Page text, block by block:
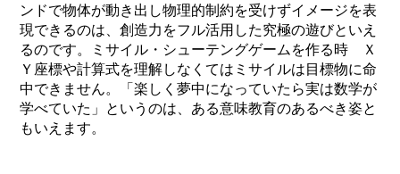
ンドで物体が動き出し物理的制約を受けずイメージを表
現できるのは、創造力をフル活用した究極の遊びといえ
るのです。ミサイル・シューテングゲームを作る時 Ｘ
Ｙ座標や計算式を理解しなくてはミサイルは目標物に命
中できません。「楽しく夢中になっていたら実は数学が
学べていた」というのは、ある意味教育のあるべき姿と
もいえます。